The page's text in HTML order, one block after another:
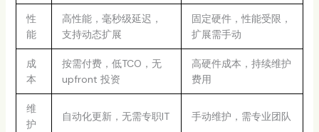
性
能
高性能，毫秒级延迟，
支持动态扩展
固定硬件，性能受限，
扩展需手动
成
本
按需付费，低TCO，无
upfront 投资
高硬件成本，持续维护
费用
维
护
自动化更新，无需专职IT 手动维护，需专业团队